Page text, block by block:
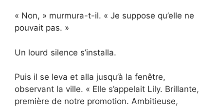
« Non, » murmura-t-il. « Je suppose qu’elle ne
pouvait pas. »
Un lourd silence s’installa.
Puis il se leva et alla jusqu’à la fenêtre,
observant la ville. « Elle s’appelait Lily. Brillante,
première de notre promotion. Ambitieuse,